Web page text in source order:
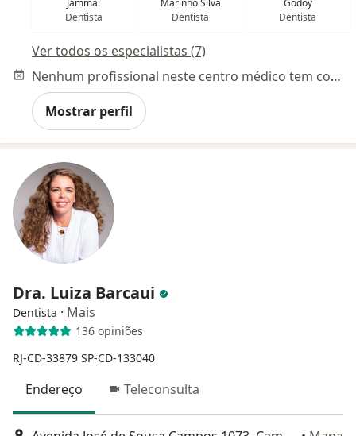
Dentista
Dentista
Dentista
Ver todos os especialistas (7)
Nenhum profissional neste centro médico tem consultas disponíveis
Mostrar perfil
Dra. Luiza Barcaui
Dentista · Mais
136 opiniões
RJ-CD-33879 SP-CD-133040
Endereço Teleconsulta